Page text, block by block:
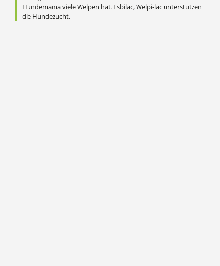
Hundemama viele Welpen hat. Esbilac, Welpi-lac unterstützen
die Hundezucht.